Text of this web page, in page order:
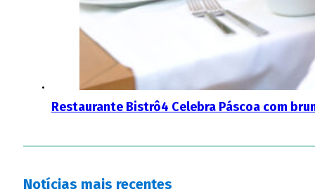
Restaurante Bistrô4 Celebra Páscoa com
Notícias mais recentes